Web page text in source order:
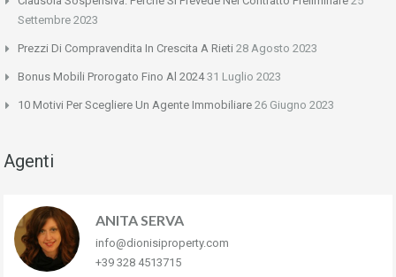
Settembre 2023
Prezzi Di Compravendita In Crescita A Rieti 28 Agosto 2023
Bonus Mobili Prorogato Fino Al 2024 31 Luglio 2023
10 Motivi Per Scegliere Un Agente Immobiliare 26 Giugno 2023
Agenti
ANITA SERVA
info@dionisiproperty.com
+39 328 4513715